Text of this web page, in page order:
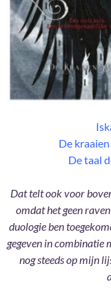
De
De taal
Dat telt ook voor
omdat het geen
duologie ben
gegeven in combinatie
nog steeds op mijn